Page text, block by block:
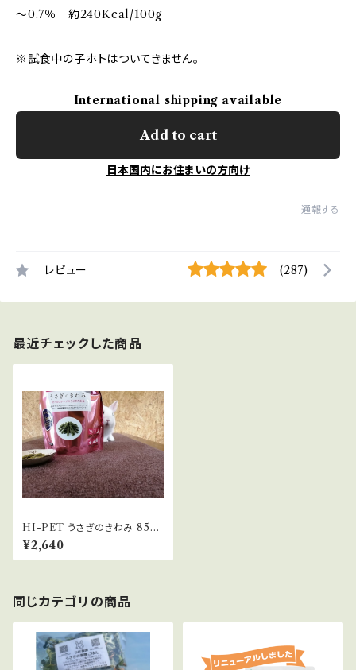
～0.7％ 約240Kcal/100g
※試食中の子ホトはついてきません。
International shipping available
Add to cart
日本国内にお住まいの方向け
通報する
レビュー (287)
最近チェックした商品
HI-PET うさぎのきわみ 850
g
¥2,640
同じカテゴリの商品